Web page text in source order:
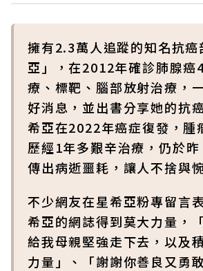
擁有2.3萬人追蹤的知名抗癌
亞」，在2012年確診肺腺癌
療、標靶、腦部放射治療，
好消息，並出書分享她的抗
希亞在2022年癌症復發，腫
歷經1年多艱辛治療，仍於
傳出病逝噩耗，讓人不捨與
不少網友在星希亞粉專留言
希亞的網誌得到莫大力量，
給我母親堅強走下去，以及
力量」、「謝謝你善良又勇